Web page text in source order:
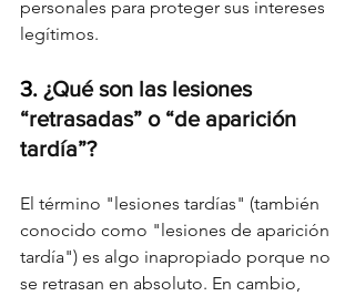
personales para proteger sus intereses
legítimos.
3. ¿Qué son las lesiones
“retrasadas” o “de aparición
tardía”?
El término "lesiones tardías" (también
conocido como "lesiones de aparición
tardía") es algo inapropiado porque no
se retrasan en absoluto. En cambio,